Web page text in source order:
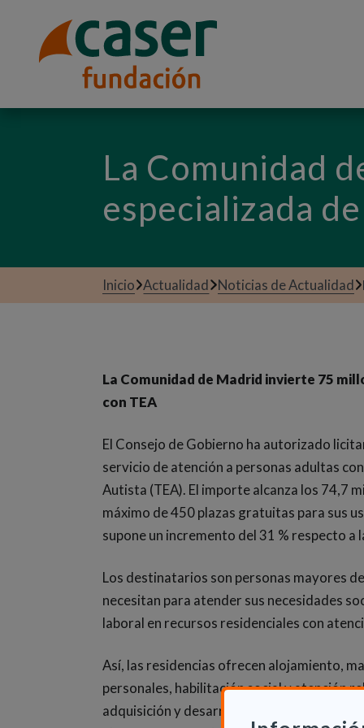
La Comunidad
especializada
Inicio Actualidad Noticias de Actualidad
La Comunidad de Madrid invierte 75
con TEA
El Consejo de Gobierno ha autorizado
servicio de atención a personas adultas
Autista (TEA). El importe alcanza los 74,7
máximo de 450 plazas gratuitas para sus
supone un incremento del 31 % respecto a
Los destinatarios son personas mayores
necesitan para atender sus necesidades
laboral en recursos residenciales con
Así, las residencias ofrecen alojamiento,
personales, habilitación social y atención
adquisición y desarrollo de sus